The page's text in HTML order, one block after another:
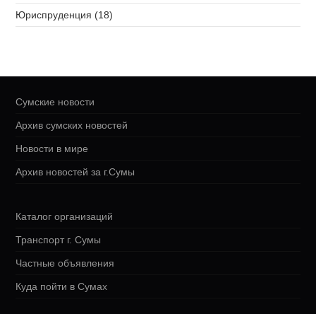
Юриспруденция (18)
Сумские новости
Архив сумских новостей
Новости в мире
Архив новостей за г.Сумы
Каталог организаций
Транспорт г. Сумы
Частные объявления
Куда пойти в Сумах